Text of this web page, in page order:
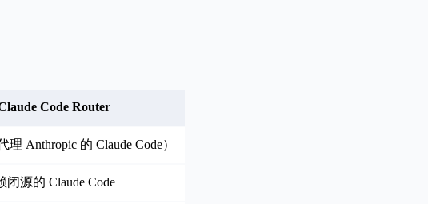
Code Router
理 Anthropic 的 Claude Code）
源的 Claude Code